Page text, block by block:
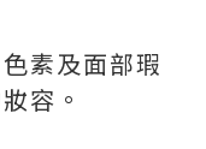
素及面部瑕
容。